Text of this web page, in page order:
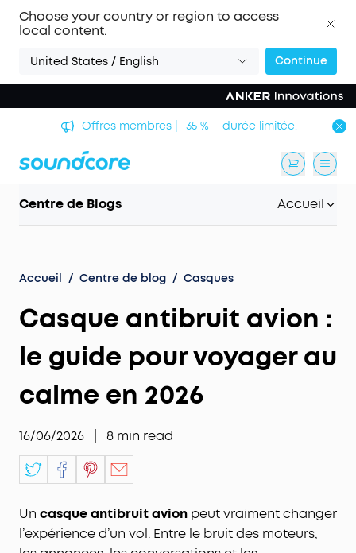
Choose your country or region to access
local content.
United States / English Continue
Offres membres | -35 % – durée limitée.
Centre de Blogs Accueil
Accueil / Centre de blog / Casques
Casque antibruit avion :
le guide pour voyager au
calme en 2026
16/06/2026 8 min read
Un casque antibruit avion peut vraiment changer
l’expérience d’un vol. Entre le bruit des moteurs,